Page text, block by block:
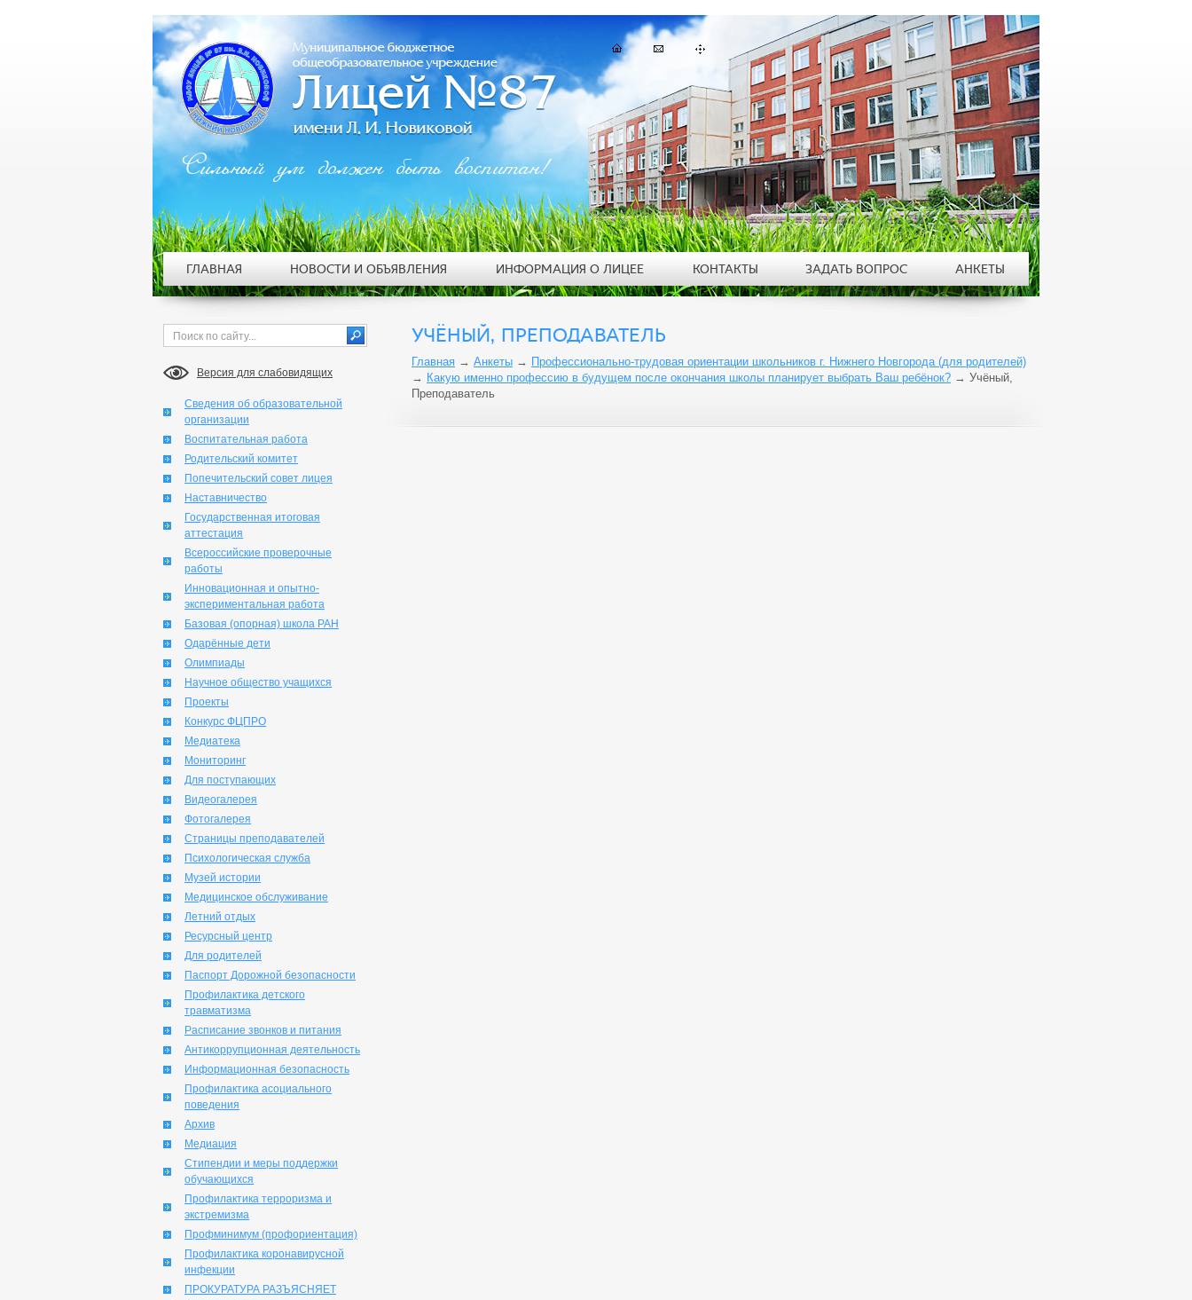
Версия для слабовидящих
Сведения об образовательной
организации
Воспитательная работа
Родительский комитет
Попечительский совет лицея
Наставничество
Государственная итоговая
аттестация
Всероссийские проверочные
работы
Инновационная и опытно-
экспериментальная работа
Базовая (опорная) школа РАН
Одарённые дети
Олимпиады
Научное общество учащихся
Проекты
Конкурс ФЦПРО
Медиатека
Мониторинг
Для поступающих
Видеогалерея
Фотогалерея
Страницы преподавателей
Психологическая служба
Музей истории
Медицинское обслуживание
Летний отдых
Ресурсный центр
Для родителей
Паспорт Дорожной безопасности
Профилактика детского
травматизма
Расписание звонков и питания
Антикоррупционная деятельность
Информационная безопасность
Профилактика асоциального
поведения
Архив
Медиация
Стипендии и меры поддержки
обучающихся
Профилактика терроризма и
экстремизма
Профминимум (профориентация)
Профилактика коронавирусной
инфекции
ПРОКУРАТУРА РАЗЪЯСНЯЕТ
УЧЁНЫЙ, ПРЕПОДАВАТЕЛЬ
Главная → Анкеты → Профессионально-трудовая ориентации школьников г. Нижнего Новгорода (для родителей)
→ Какую именно профессию в будущем после окончания школы планирует выбрать Ваш ребёнок? → Учёный,
Преподаватель
Сильный ум должен быть воспитан!
ГЛАВНАЯ НОВОСТИ И ОБЪЯВЛЕНИЯ ИНФОРМАЦИЯ О ЛИЦЕЕ КОНТАКТЫ ЗАДАТЬ ВОПРОС АНКЕТЫ